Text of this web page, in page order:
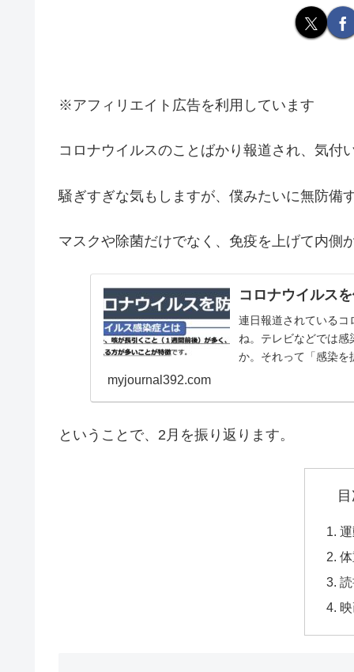
※アフィリエイト広告を利用しています
コロナウイルスのことばかり報道され、気付
騒ぎすぎな気もしますが、僕みたいに無防備
マスクや除菌だけでなく、免疫を上げて内側
コロナウイルス
連日報道されているコ
ね。テレビなどでは
か。それって「感染を
myjournal392.com
ということで、2月を振り返ります。